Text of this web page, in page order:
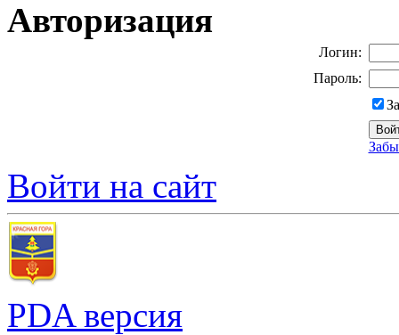
Авторизация
Логин:
Пароль:
Войти на сайт
PDA версия